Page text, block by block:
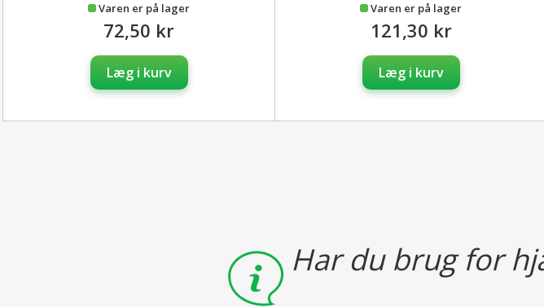
Varen er på lager
72,50 kr
Læg i kurv
Varen er på lager
121,30 kr
Læg i kurv
Har du brug for